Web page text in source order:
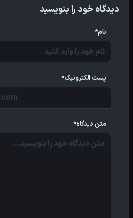
دیدگاه خود را بنویسید
نام*
پست الکترونیک*
متن دیدگاه*